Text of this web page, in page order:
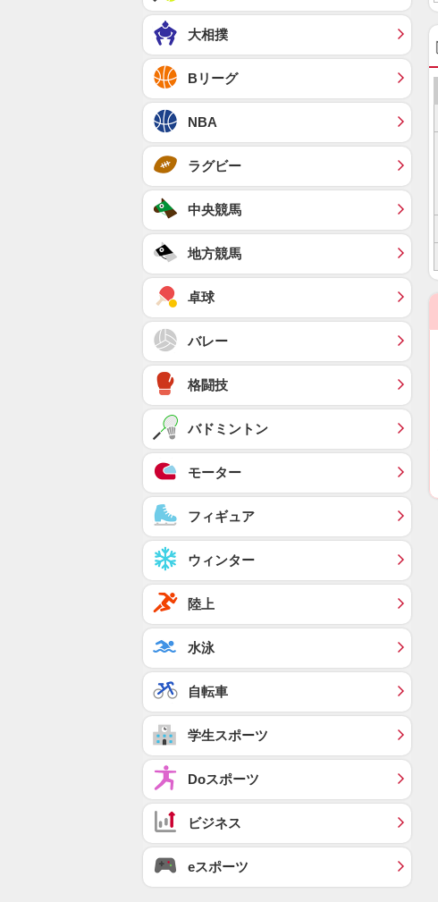
大相撲
Bリーグ
NBA
ラグビー
中央競馬
地方競馬
卓球
バレー
格闘技
バドミントン
モーター
フィギュア
ウィンター
陸上
水泳
自転車
学生スポーツ
Doスポーツ
ビジネス
eスポーツ